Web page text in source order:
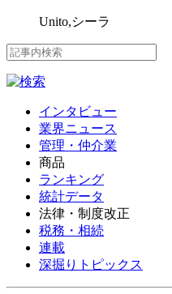
Unito,シーラ
インタビュー
業界ニュース
管理・仲介業
商品
ランキング
統計データ
法律・制度改正
税務・相続
連載
深掘りトピックス